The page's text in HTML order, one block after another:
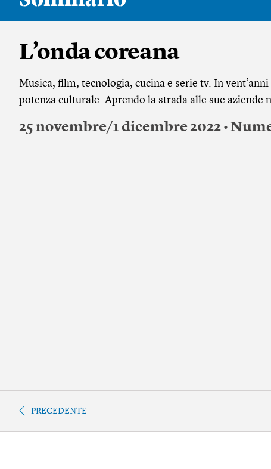
L’onda coreana
Musica, film, tecnologia, cucina e serie tv. In
potenza culturale. Aprendo la strada alle sue aziende
25 novembre/1 dicembre 2022 •
PRECEDENTE